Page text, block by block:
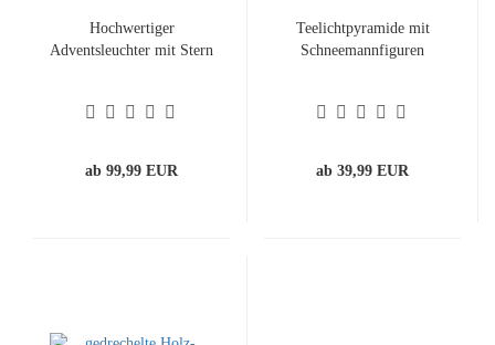
Hochwertiger
Adventsleuchter mit Stern
ab 99,99 EUR
Teelichtpyramide mit
Schneemannfiguren
ab 39,99 EUR